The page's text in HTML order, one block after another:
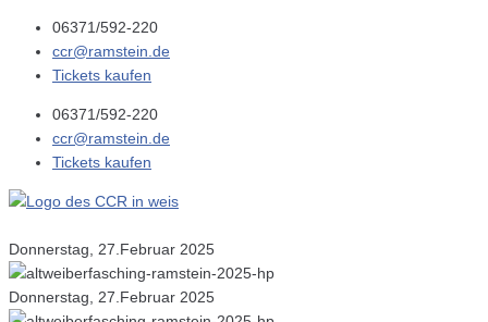
06371/592-220
ccr@ramstein.de
Tickets kaufen
06371/592-220
ccr@ramstein.de
Tickets kaufen
Donnerstag, 27.Februar 2025
Donnerstag, 27.Februar 2025